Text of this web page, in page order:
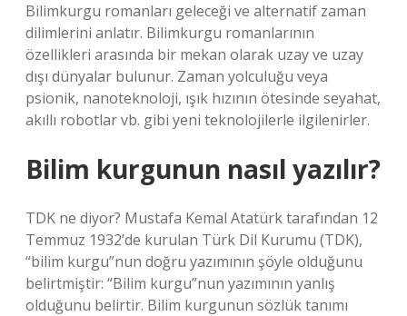
Bilimkurgu romanları geleceği ve alternatif zaman
dilimlerini anlatır. Bilimkurgu romanlarının
özellikleri arasında bir mekan olarak uzay ve uzay
dışı dünyalar bulunur. Zaman yolculuğu veya
psionik, nanoteknoloji, ışık hızının ötesinde seyahat,
akıllı robotlar vb. gibi yeni teknolojilerle ilgilenirler.
Bilim kurgunun nasıl yazılır?
TDK ne diyor? Mustafa Kemal Atatürk tarafından 12
Temmuz 1932’de kurulan Türk Dil Kurumu (TDK),
“bilim kurgu”nun doğru yazımının şöyle olduğunu
belirtmiştir: “Bilim kurgu”nun yazımının yanlış
olduğunu belirtir. Bilim kurgunun sözlük tanımı